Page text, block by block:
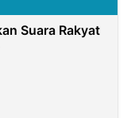
Suara Rakyat